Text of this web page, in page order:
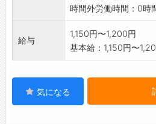
時間外労働時間：0時
給与
1,150円〜1,200円
基本給：1,150円〜
気になる